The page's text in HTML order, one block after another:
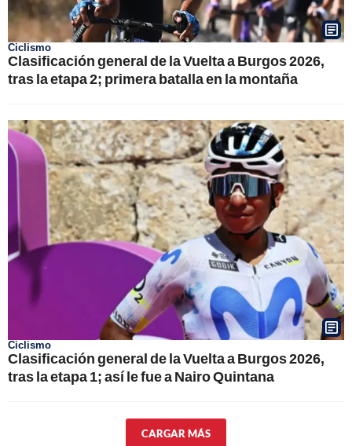
Ciclismo
Clasificación general de la Vuelta a Burgos 2026,
tras la etapa 2; primera batalla en la montaña
Ciclismo
Clasificación general de la Vuelta a Burgos 2026,
tras la etapa 1; así le fue a Nairo Quintana
CARGAR MÁS